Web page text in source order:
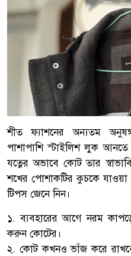
শীত ফ্যাশনের অন্যতম
পাশাপাশি স্টাইলিশ লুক
যত্নের অভাবে কোট তার
শখের পোশাকটির কুচকে যাওয়া
টিপস জেনে নিন।
১. ব্যবহারের আগে নরম
করুন কোটের।
২. কোট কখনও ভাঁজ করে